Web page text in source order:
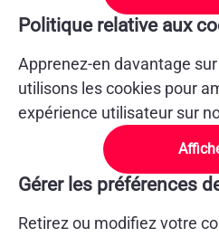
Politique relative aux
Apprenez-en davantage
utilisons les cookies pour
expérience utilisateur sur
Gérer les préférences
Retirez ou modifiez votre